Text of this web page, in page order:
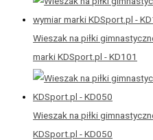
Wieszak na piłki
marki KDSport.pl - KD101
Wieszak na piłki
KDSport.pl - KD050